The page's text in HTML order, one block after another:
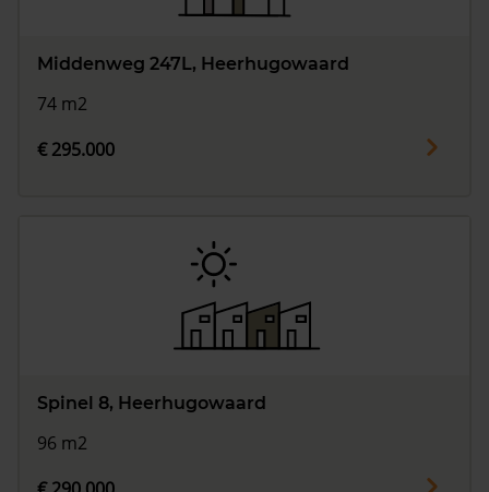
Middenweg 247L, Heerhugowaard
74 m2
€ 295.000
Spinel 8, Heerhugowaard
96 m2